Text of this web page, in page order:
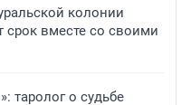
колонии
вместе со своими
таролог о судьбе